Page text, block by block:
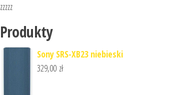
zzzzz
Produkty
Sony SRS-XB23 niebieski
329,00 zł